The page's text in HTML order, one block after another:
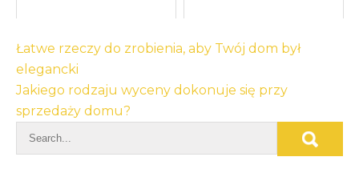
Nawigacja
wpisu
Łatwe rzeczy do zrobienia, aby Twój dom był
elegancki
Jakiego rodzaju wyceny dokonuje się przy
sprzedaży domu?